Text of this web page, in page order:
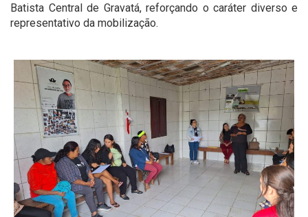
Batista Central de Gravatá, reforçando o caráter diverso e
representativo da mobilização.